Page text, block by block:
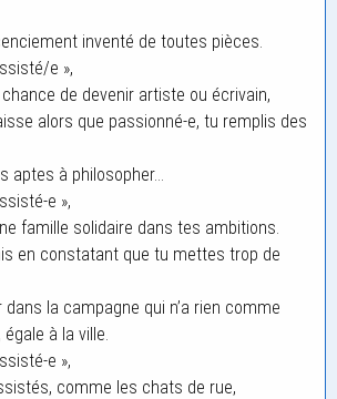
inventé de toutes pièces.
e »,
de devenir artiste ou écrivain,
alors que passionné-e, tu remplis des
aptes à philosopher…
e »,
famille solidaire dans tes ambitions.
en constatant que tu mettes trop de
la campagne qui n’a rien comme
à la ville.
e »,
comme les chats de rue,